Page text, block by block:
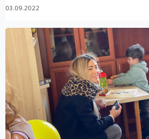
03.09.2022